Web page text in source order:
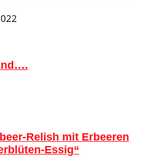
Relish mit Erbeeren
Essig“